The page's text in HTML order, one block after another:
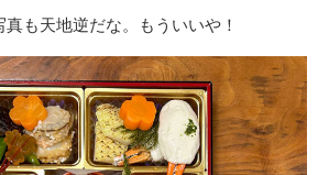
も天地逆だな。もういいや！